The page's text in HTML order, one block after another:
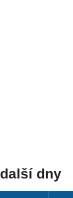
dny